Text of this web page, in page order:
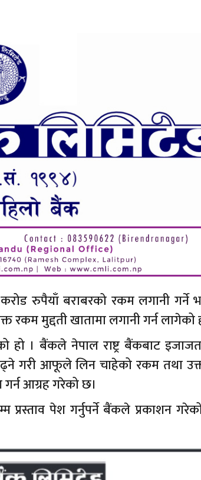
रुपैयाँ बराबरको रकम लगानी गर्ने
रकम मुद्दती खातामा लगानी गर्न लागेको
। बैंकले नेपाल राष्ट्र बैंकबाट इजाजत
गरी आफूले लिन चाहेको रकम तथा
आग्रह गरेको छ।
पेश गर्नुपर्ने बैंकले प्रकाशन